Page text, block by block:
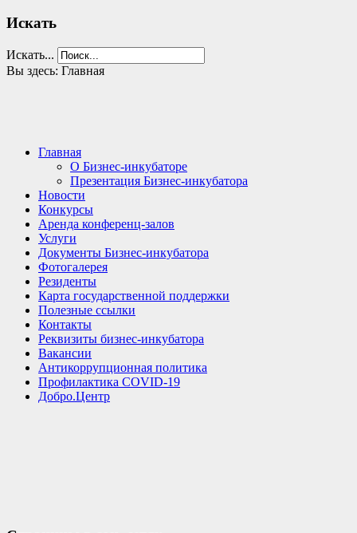
Искать
Искать...
Вы здесь: Главная
Главная
О Бизнес-инкубаторе
Презентация Бизнес-инкубатора
Новости
Конкурсы
Аренда конференц-залов
Услуги
Документы Бизнес-инкубатора
Фотогалерея
Резиденты
Карта государственной поддержки
Полезные ссылки
Контакты
Реквизиты бизнес-инкубатора
Вакансии
Антикоррупционная политика
Профилактика COVID-19
Добро.Центр